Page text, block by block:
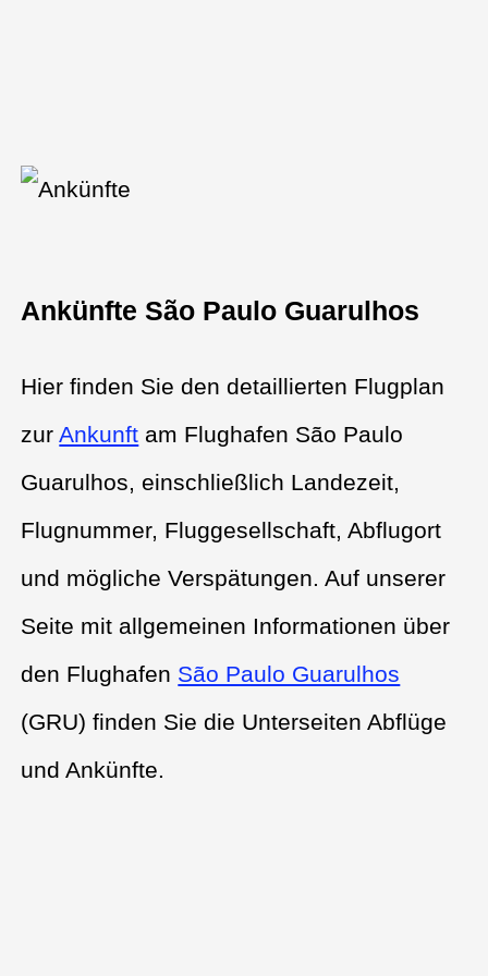
Ankünfte São Paulo Guarulhos
Hier finden Sie den detaillierten Flugplan
zurAnkunft am Flughafen São Paulo
Guarulhos, einschließlich Landezeit,
Flugnummer, Fluggesellschaft, Abflugort
und mögliche Verspätungen. Auf unserer
Seite mit allgemeinen Informationen über
den Flughafen São Paulo Guarulhos
(GRU) finden Sie die Unterseiten Abflüge
und Ankünfte.